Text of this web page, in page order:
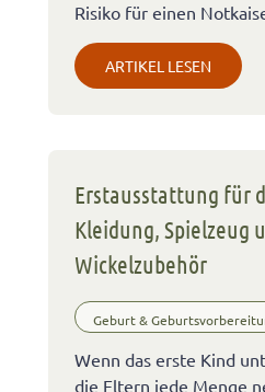
Risiko für einen
ARTIKEL LESEN
Erstausstattung für
Kleidung, Spielzeug
Wickelzubehör
Geburt &
Wenn das erste Kind
die Eltern jede Menge